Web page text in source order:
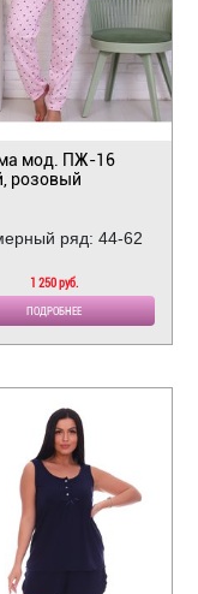
мод. ПЖ-16
розовый
ряд: 44-62
1 250 руб.
ПОДРОБНЕЕ